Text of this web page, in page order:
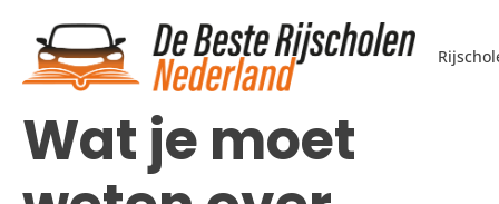
/Wat je moet weten over wetgeving en rijlessen
Wat je moet